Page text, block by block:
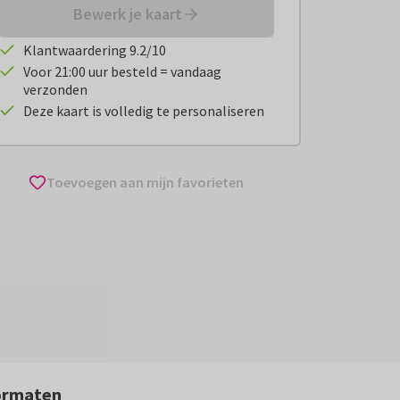
Bewerk je kaart
Klantwaardering 9.2/10
Voor 21:00 uur besteld = vandaag
verzonden
Deze kaart is volledig te personaliseren
Toevoegen aan mijn favorieten